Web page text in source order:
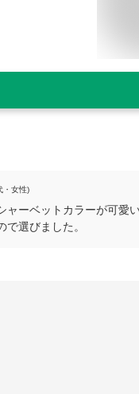
・女性)
ャーベットカラーが可愛
で選びました。